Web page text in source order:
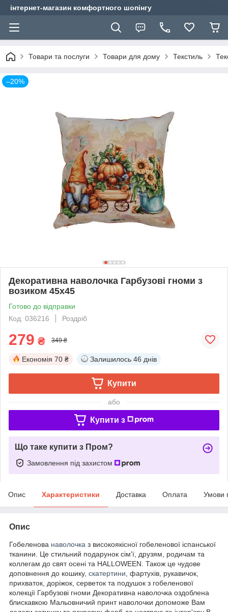
інтернет-магазин комфортного шопінгу
Товари та послуги Товари для дому Текстиль
–20%
Декоративна наволочка Гарбузові гноми з
возиком 45х45
Готово до відправки
Код: 036216
Роздріб
279 ₴ 349 ₴
Економія 70 ₴ Залишилось 46 днів
Купити
або
Купити з
Що таке купити з Пром?
Замовлення під захистом
Опис Характеристики Доставка Оплата Умови
Опис
Гобеленова наволочка з високоякісної гобеленової іспанської
тканини. Це стильний подарунок сім'ї, друзям, родичам та
коллегам до свят осені та HALLOWEEN. Також це чудове
доповнення до кошику, скатертини , фартухів, рукавичок,
прихваток, доріжок, серветок та подушок з гобеленової
колекції Гарбузові гноми Декоративна наволочка оздоблена
блискавкою Мальовничий принт наволочки допоможе Вам